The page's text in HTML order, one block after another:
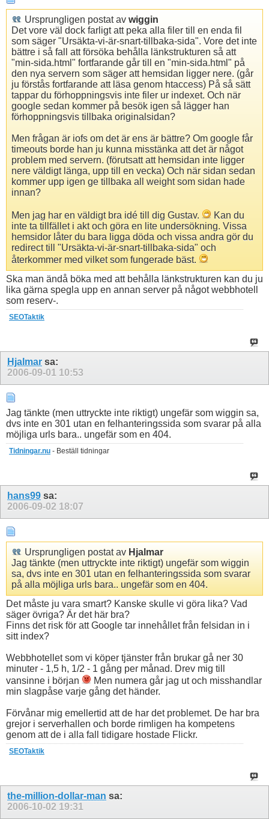
Ursprungligen postat av wiggin
Det vore väl dock farligt att peka alla filer till en enda fil
som säger "Ursäkta-vi-är-snart-tillbaka-sida". Vore det inte
bättre i så fall att försöka behålla länkstrukturen så att
"min-sida.html" fortfarande går till en "min-sida.html" på
den nya servern som säger att hemsidan ligger nere. (går
ju förstås fortfarande att läsa genom htaccess) På så sätt
tappar du förhoppningsvis inte filer ur indexet. Och när
google sedan kommer på besök igen så lägger han
förhoppningsvis tillbaka originalsidan?
Men frågan är iofs om det är ens är bättre? Om google får
timeouts borde han ju kunna misstänka att det är något
problem med servern. (förutsatt att hemsidan inte ligger
nere väldigt länga, upp till en vecka) Och när sidan sedan
kommer upp igen ge tillbaka all weight som sidan hade
innan?
Men jag har en väldigt bra idé till dig Gustav.
Kan du
inte ta tillfället i akt och göra en lite undersökning. Vissa
hemsidor låter du bara ligga döda och vissa andra gör du
redirect till "Ursäkta-vi-är-snart-tillbaka-sida" och
återkommer med vilket som fungerade bäst.
Ska man ändå böka med att behålla länkstrukturen kan du ju
lika gärna spegla upp en annan server på något webbhotell
som reserv-.
SEOTaktik
Hjalmar sa:
2006-09-01 10:53
Jag tänkte (men uttryckte inte riktigt) ungefär som wiggin sa,
dvs inte en 301 utan en felhanteringssida som svarar på alla
möjliga urls bara.. ungefär som en 404.
Tidningar.nu - Beställ tidningar
hans99 sa:
2006-09-02 18:07
Ursprungligen postat av Hjalmar
Jag tänkte (men uttryckte inte riktigt) ungefär som wiggin
sa, dvs inte en 301 utan en felhanteringssida som svarar
på alla möjliga urls bara.. ungefär som en 404.
Det måste ju vara smart? Kanske skulle vi göra lika? Vad
säger övriga? Är det här bra?
Finns det risk för att Google tar innehållet från felsidan in i
sitt index?
Webbhotellet som vi köper tjänster från brukar gå ner 30
minuter - 1,5 h, 1/2 - 1 gång per månad. Drev mig till
vansinne i början
Men numera går jag ut och misshandlar
min slagpåse varje gång det händer.
Förvånar mig emellertid att de har det problemet. De har bra
grejor i serverhallen och borde rimligen ha kompetens
genom att de i alla fall tidigare hostade Flickr.
SEOTaktik
the-million-dollar-man sa:
2006-10-02 19:31